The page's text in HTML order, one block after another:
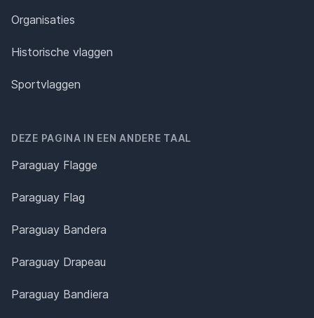
Organisaties
Historische vlaggen
Sportvlaggen
DEZE PAGINA IN EEN ANDERE TAAL
Paraguay Flagge
Paraguay Flag
Paraguay Bandera
Paraguay Drapeau
Paraguay Bandiera